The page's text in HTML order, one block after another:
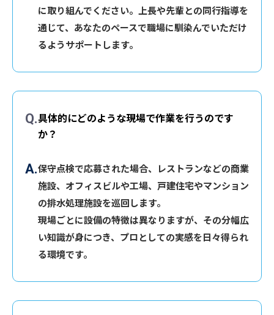
に取り組んでください。上長や先輩との同行指導を
通じて、あなたのペースで職場に馴染んでいただけ
るようサポートします。
具体的にどのような現場で作業を行うのです
か？
保守点検で応募された場合、レストランなどの商業
施設、オフィスビルや工場、戸建住宅やマンション
の排水処理施設を巡回します。
現場ごとに設備の特徴は異なりますが、その分幅広
い知識が身につき、プロとしての実感を日々得られ
る環境です。